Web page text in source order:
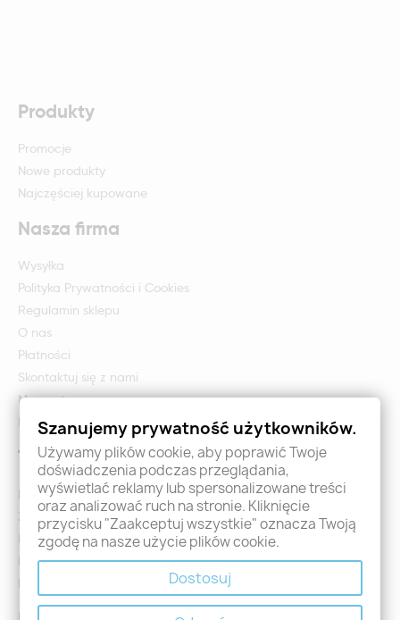
Produkty
Promocje
Nowe produkty
Najczęściej kupowane
Nasza firma
Wysyłka
Polityka Prywatności i Cookies
Regulamin sklepu
O nas
Płatności
Skontaktuj się z nami
Mapa strony
Formularz zwrotu i reklamacji
Twoje konto
Logowanie
Załóż konto - Rejestracja
Moje zamówienia
Promocje
Nowości
Szanujemy prywatność użytkowników.
Używamy plików cookie, aby poprawić Twoje
doświadczenia podczas przeglądania,
wyświetlać reklamy lub spersonalizowane treści
oraz analizować ruch na stronie. Kliknięcie
przycisku "Zaakceptuj wszystkie" oznacza Twoją
zgodę na nasze użycie plików cookie.
Dostosuj